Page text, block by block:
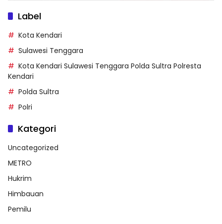
Label
Kota Kendari
Sulawesi Tenggara
Kota Kendari Sulawesi Tenggara Polda Sultra Polresta
Kendari
Polda Sultra
Polri
Kategori
Uncategorized
METRO
Hukrim
Himbauan
Pemilu